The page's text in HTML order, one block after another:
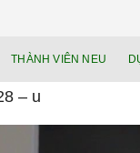
THÀNH VIÊN NEU
– u